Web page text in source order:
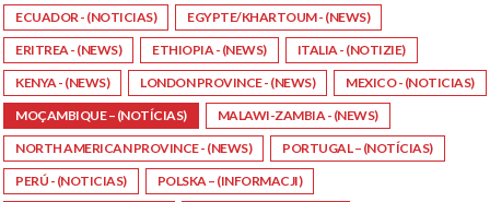
ECUADOR - (NOTICIAS)
EGYPTE/KHARTOUM - (NEWS)
ERITREA - (NEWS)
ETHIOPIA - (NEWS)
ITALIA - (NOTIZIE)
KENYA - (NEWS)
LONDON PROVINCE - (NEWS)
MEXICO - (NOTICIAS)
MOÇAMBIQUE – (NOTÍCIAS)
MALAWI-ZAMBIA - (NEWS)
NORTH AMERICAN PROVINCE - (NEWS)
PORTUGAL – (NOTÍCIAS)
PERÚ - (NOTICIAS)
POLSKA – (INFORMACJI)